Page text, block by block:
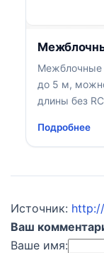
Межблочные
до 5 м,
длины без
Подробнее
Источник:
Ваш
Ваше имя: